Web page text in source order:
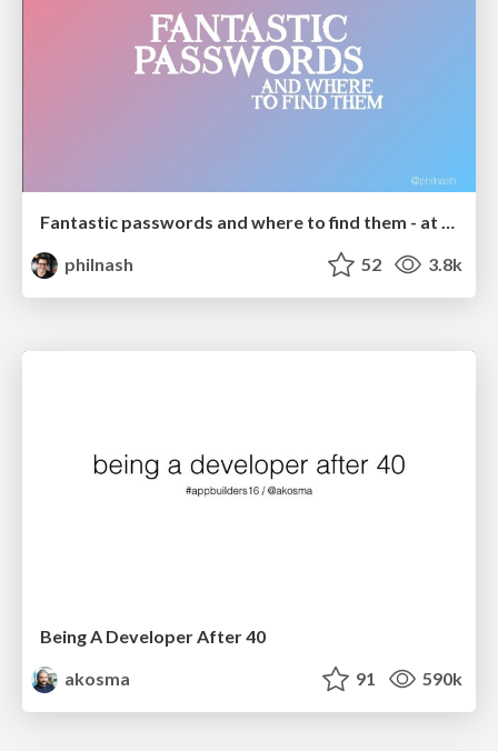
Fantastic passwords and where to find them - at NoRuKo
philnash
52 3.8k
Being A Developer After 40
akosma
91 590k